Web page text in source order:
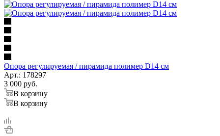
Опора регулируемая / пирамида полимер D14 см
Арт.: 178297
3 000 руб.
В корзину
В корзину